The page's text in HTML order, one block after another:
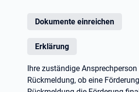
Dokumente einreichen
Erklärung
Ihre zuständige
Rückmeldung, ob eine